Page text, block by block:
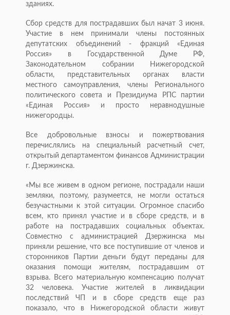
зданиях.
Сбор средств для пострадавших был начат 3 июня.
Участие в нем принимали члены постоянных
депутатских объединений - фракций «Единая
Россия» в Государственной Думе РФ,
Законодательном собрании Нижегородской
области, представительных органах власти
местного самоуправления, члены Регионального
политического совета и Президиума РПС партии
«Единая Россия» и просто неравнодушные
нижегородцы.
Все добровольные взносы и пожертвования
перечислялись на специальный расчетный счет,
открытый департаментом финансов Администрации
г. Дзержинска.
«Мы все живем в одном регионе, пострадали наши
земляки, поэтому, разумеется, не могли остаться
безучастными к этой ситуации. Огромное спасибо
всем, кто принял участие и в сборе средств, и в
работе на пострадавших социальных объектах.
Совместно с администрацией Дзержинска мы
приняли решение, что все поступившие от членов и
сторонников Партии деньги будут переданы для
оказания помощи жителям, пострадавшим от
взрыва. Всего материальную компенсацию получат
32 человека. Участие жителей в ликвидации
последствий ЧП и в сборе средств еще раз
показало, что в Нижегородской области живут